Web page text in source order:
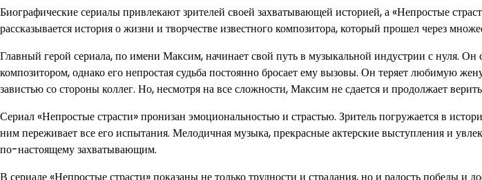
Биографические сериалы привлекают зрителей своей захватывающей историей, а «Непростые
рассказывается история о жизни и творчестве известного композитора, который прошел через
Главный герой сериала, по имени Максим, начинает свой путь в музыкальной индустрии с нуля. Он
композитором, однако его непростая судьба постоянно бросает ему вызовы. Он теряет любимую
завистью со стороны коллег. Но, несмотря на все сложности, Максим не сдается и продолжает
Сериал «Непростые страсти» пронизан эмоциональностью и страстью. Зритель погружается в
ним переживает все его испытания. Мелодичная музыка, прекрасные актерские выступления и
по-настоящему захватывающим.
В сериале «Непростые страсти» показаны не только трудности и страдания, но и радость победы и